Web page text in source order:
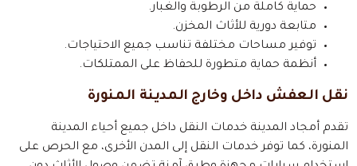
حماية كاملة من الرطوبة والغبار.
متابعة دورية للأثاث المخزن.
توفير مساحات مختلفة تناسب جميع الاحتياجات.
أنظمة حماية متطورة للحفاظ على الممتلكات.
نقل العفش داخل وخارج المدينة المنورة
تقدم أمجاد المدينة خدمات النقل داخل جميع أحياء المدينة
المنورة، كما توفر خدمات النقل إلى المدن الأخرى، مع الحرص على